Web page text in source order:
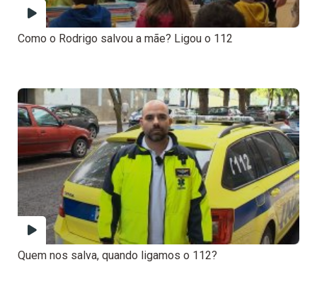
Como o Rodrigo salvou a mãe? Ligou o 112
Quem nos salva, quando ligamos o 112?